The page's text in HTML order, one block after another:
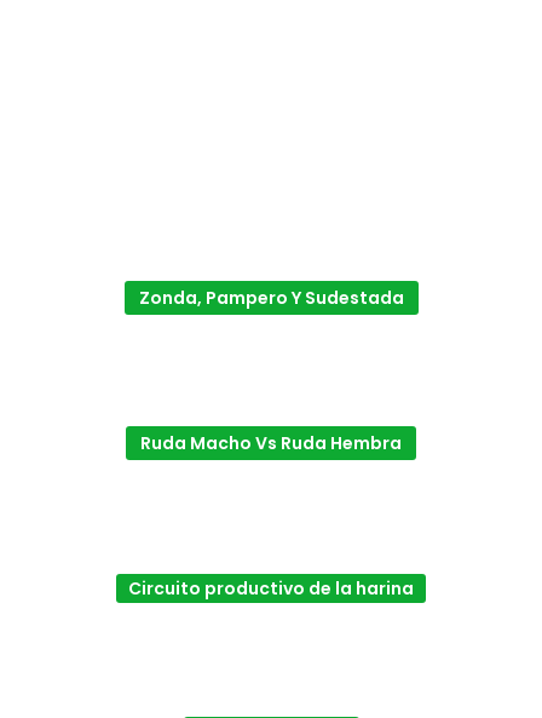
Zonda, Pampero Y Sudestada
Ruda Macho Vs Ruda Hembra
Circuito productivo de la harina